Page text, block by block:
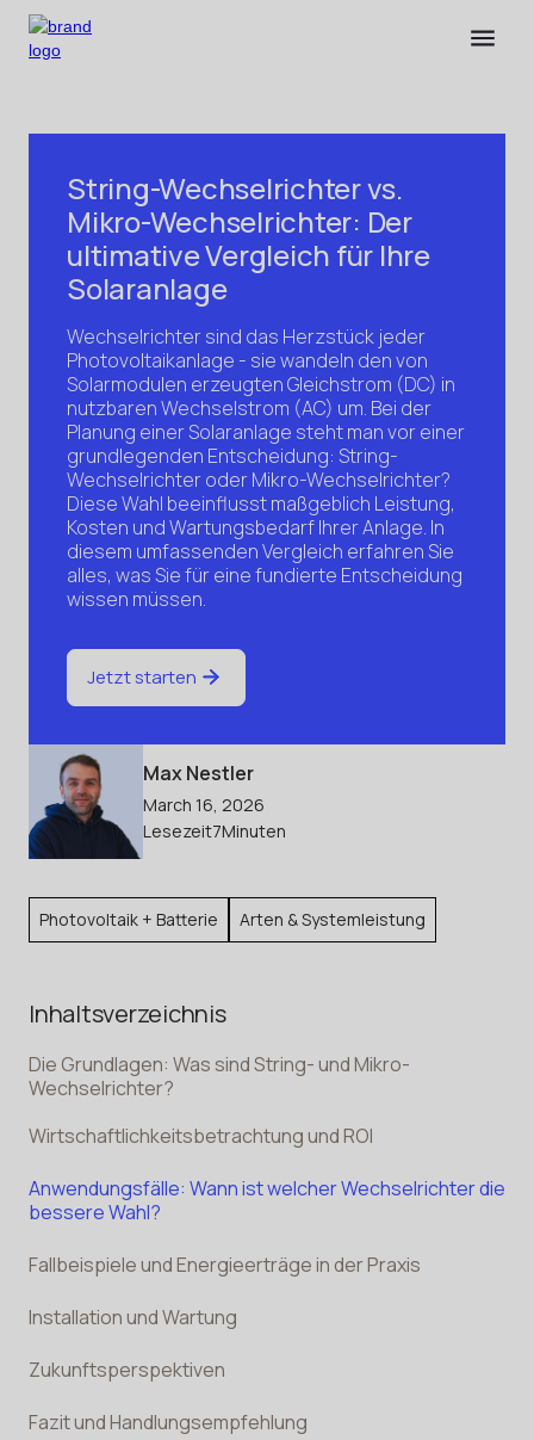
Max Nestler
March 16, 2026
Lesezeit7Minuten
Photovoltaik + Batterie Arten & Systemleistung
String-Wechselrichter vs.
Mikro-Wechselrichter: Der
ultimative Vergleich für Ihre
Solaranlage
Wechselrichter sind das Herzstück jeder
Photovoltaikanlage - sie wandeln den von
Solarmodulen erzeugten Gleichstrom (DC) in
nutzbaren Wechselstrom (AC) um. Bei der
Planung einer Solaranlage steht man vor einer
grundlegenden Entscheidung: String-
Wechselrichter oder Mikro-Wechselrichter?
Diese Wahl beeinflusst maßgeblich Leistung,
Kosten und Wartungsbedarf Ihrer Anlage. In
diesem umfassenden Vergleich erfahren Sie
alles, was Sie für eine fundierte Entscheidung
wissen müssen.
Jetzt starten
Inhaltsverzeichnis
Die Grundlagen: Was sind String- und Mikro-
Wechselrichter?
Wirtschaftlichkeitsbetrachtung und ROI
Anwendungsfälle: Wann ist welcher Wechselrichter die
bessere Wahl?
Fallbeispiele und Energieerträge in der Praxis
Installation und Wartung
Zukunftsperspektiven
Fazit und Handlungsempfehlung